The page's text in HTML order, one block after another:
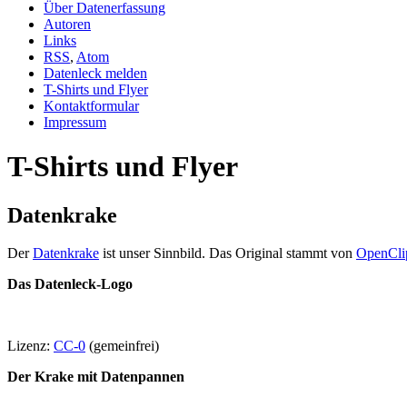
Über Datenerfassung
Autoren
Links
RSS, Atom
Datenleck melden
T-Shirts und Flyer
Kontaktformular
Impressum
T-Shirts und Flyer
Datenkrake
DerDatenkrake ist unser Sinnbild. Das Original stammt von
Das Datenleck-Logo
Lizenz: CC-0 (gemeinfrei)
Der Krake mit Datenpannen